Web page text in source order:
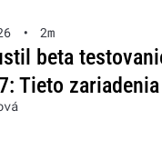
• 2m
beta
Tieto